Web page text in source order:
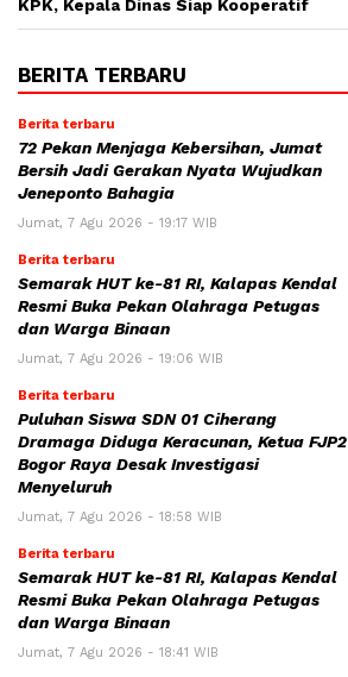
KPK, Kepala Dinas Siap Kooperatif
BERITA TERBARU
Berita terbaru
72 Pekan Menjaga Kebersihan, Jumat
Bersih Jadi Gerakan Nyata Wujudkan
Jeneponto Bahagia
Jumat, 7 Agu 2026 - 19:17 WIB
Berita terbaru
Semarak HUT ke-81 RI, Kalapas Kendal
Resmi Buka Pekan Olahraga Petugas
dan Warga Binaan
Jumat, 7 Agu 2026 - 19:06 WIB
Berita terbaru
Puluhan Siswa SDN 01 Ciherang
Dramaga Diduga Keracunan, Ketua FJP2
Bogor Raya Desak Investigasi
Menyeluruh
Jumat, 7 Agu 2026 - 18:58 WIB
Berita terbaru
Semarak HUT ke-81 RI, Kalapas Kendal
Resmi Buka Pekan Olahraga Petugas
dan Warga Binaan
Jumat, 7 Agu 2026 - 18:41 WIB